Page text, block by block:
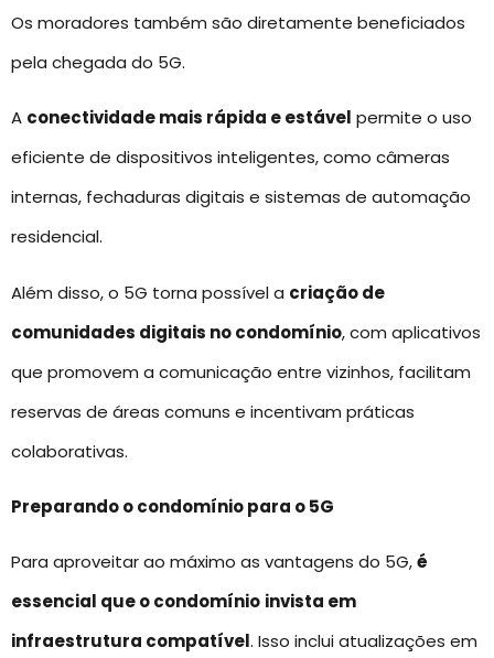
Os moradores também são diretamente beneficiados
pela chegada do 5G.
A conectividade mais rápida e estável permite o uso
eficiente de dispositivos inteligentes, como câmeras
internas, fechaduras digitais e sistemas de automação
residencial.
Além disso, o 5G torna possível a criação de
comunidades digitais no condomínio, com aplicativos
que promovem a comunicação entre vizinhos, facilitam
reservas de áreas comuns e incentivam práticas
colaborativas.
Preparando o condomínio para o 5G
Para aproveitar ao máximo as vantagens do 5G,é
essencial que o condomínio invista em
infraestrutura compatível. Isso inclui atualizações em